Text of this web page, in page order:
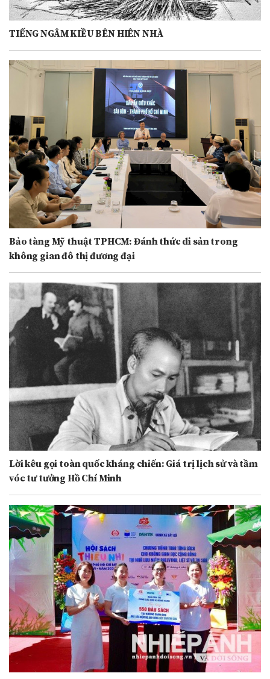
TIẾNG NGÂM KIỀU BÊN HIÊN NHÀ
Bảo tàng Mỹ thuật TPHCM: Đánh thức di sản trong
không gian đô thị đương đại
Lời kêu gọi toàn quốc kháng chiến: Giá trị lịch sử và tầm
vóc tư tưởng Hồ Chí Minh